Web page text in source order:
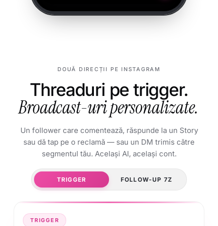
DOUĂ DIRECȚII PE INSTAGRAM
Threaduri pe trigger.
Broadcast-uri personalizate.
Un follower care comentează, răspunde la un Story
sau dă tap pe o reclamă — sau un DM trimis către
segmentul tău. Același AI, același cont.
TRIGGER FOLLOW-UP 7Z
TRIGGER